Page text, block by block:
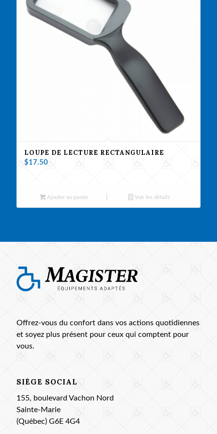
LOUPE DE LECTURE RECTANGULAIRE
$17.50
Ajouter au panier Voir les détails
Offrez-vous du confort dans vos actions quotidiennes
et soyez plus présent pour ceux qui comptent pour
vous.
SIÈGE SOCIAL
155, boulevard Vachon Nord
Sainte-Marie
(Québec) G6E 4G4